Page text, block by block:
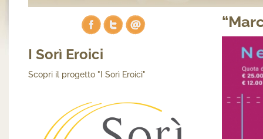
I Sorì Eroici
Scopri il progetto "I Sorì Eroici"